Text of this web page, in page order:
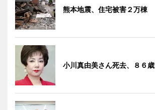
熊本地震、住宅被害２万棟
小川真由美さん死去、８６歳